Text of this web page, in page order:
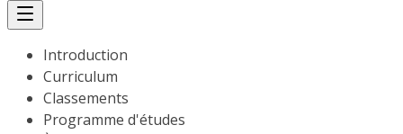
Introduction
Curriculum
Classements
Programme d'études